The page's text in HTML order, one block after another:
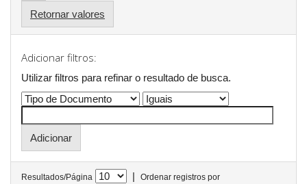
Retornar valores
Adicionar filtros:
Utilizar filtros para refinar o resultado de busca.
Resultados/Página |
Ordenar registros por